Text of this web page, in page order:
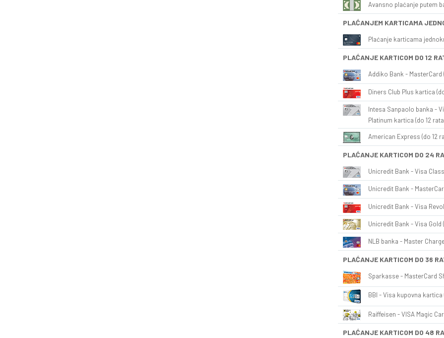
Avansno plaćanje putem
PLAĆANJEM KARTICAMA
Plaćanje karticama
PLAĆANJE KARTICOM DO 12
Addiko Bank - MasterCard
Diners Club Plus kartica
Intesa Sanpaolo banka -
Platinum kartica (do 12
American Express (do 12
PLAĆANJE KARTICOM DO 24
Unicredit Bank - Visa
Unicredit Bank -
Unicredit Bank - Visa
Unicredit Bank - Visa Gold
NLB banka - Master
PLAĆANJE KARTICOM DO 36
Sparkasse - MasterCard
BBI - Visa kupovna kartica
Raiffeisen - VISA Magic
PLAĆANJE KARTICOM DO 48